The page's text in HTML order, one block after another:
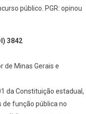
público. PGR: opinou
3842
de Minas Gerais e
da Constituição estadual,
função pública no